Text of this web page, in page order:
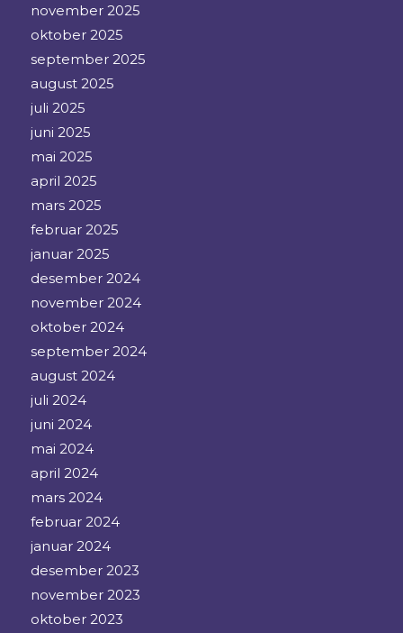
november 2025
oktober 2025
september 2025
august 2025
juli 2025
juni 2025
mai 2025
april 2025
mars 2025
februar 2025
januar 2025
desember 2024
november 2024
oktober 2024
september 2024
august 2024
juli 2024
juni 2024
mai 2024
april 2024
mars 2024
februar 2024
januar 2024
desember 2023
november 2023
oktober 2023